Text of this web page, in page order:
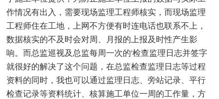
作情况有出入，需要现场监理工程师核实，而现场监理
工程师住在工地，上网不方便有时连电话也联系不上，
数据核实的不及时会对周、月报的上报及时性产生影
响。而总监巡视及总监每周一次的'检查监理日志并签字
就很好的解决了这个问题，在总监检查监理日志等过程
资料的同时，我也可以通过监理日志、旁站记录、平行
检查记录等资料统计、核算施工单位一周的工作量，方